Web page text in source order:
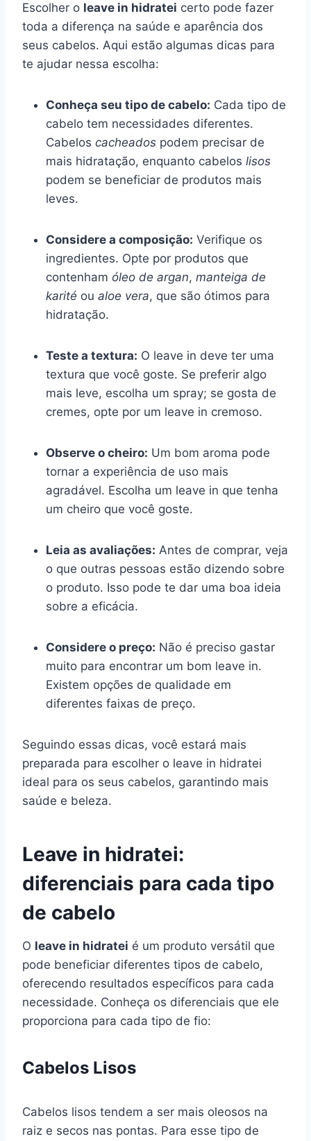
Escolher o leave in hidratei certo pode fazer
toda a diferença na saúde e aparência dos
seus cabelos. Aqui estão algumas dicas para
te ajudar nessa escolha:
Conheça seu tipo de cabelo: Cada tipo de
cabelo tem necessidades diferentes.
Cabelos cacheados podem precisar de
mais hidratação, enquanto cabelos lisos
podem se beneficiar de produtos mais
leves.
Considere a composição: Verifique os
ingredientes. Opte por produtos que
contenham óleo de argan, manteiga de
karité ou aloe vera, que são ótimos para
hidratação.
Teste a textura: O leave in deve ter uma
textura que você goste. Se preferir algo
mais leve, escolha um spray; se gosta de
cremes, opte por um leave in cremoso.
Observe o cheiro: Um bom aroma pode
tornar a experiência de uso mais
agradável. Escolha um leave in que tenha
um cheiro que você goste.
Leia as avaliações: Antes de comprar, veja
o que outras pessoas estão dizendo sobre
o produto. Isso pode te dar uma boa ideia
sobre a eficácia.
Considere o preço: Não é preciso gastar
muito para encontrar um bom leave in.
Existem opções de qualidade em
diferentes faixas de preço.
Seguindo essas dicas, você estará mais
preparada para escolher o leave in hidratei
ideal para os seus cabelos, garantindo mais
saúde e beleza.
Leave in hidratei:
diferenciais para cada tipo
de cabelo
O leave in hidratei é um produto versátil que
pode beneficiar diferentes tipos de cabelo,
oferecendo resultados específicos para cada
necessidade. Conheça os diferenciais que ele
proporciona para cada tipo de fio:
Cabelos Lisos
Cabelos lisos tendem a ser mais oleosos na
raiz e secos nas pontas. Para esse tipo de